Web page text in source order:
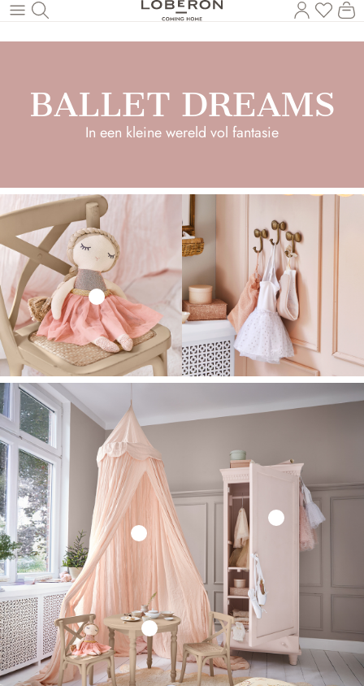
Naar de hoofdinhoud
U
BALLET DREAMS
In een kleine wereld vol fantasie